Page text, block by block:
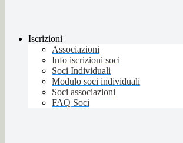
Iscrizioni
Associazioni
Info iscrizioni soci
Soci Individuali
Modulo soci individuali
Soci associazioni
FAQ Soci